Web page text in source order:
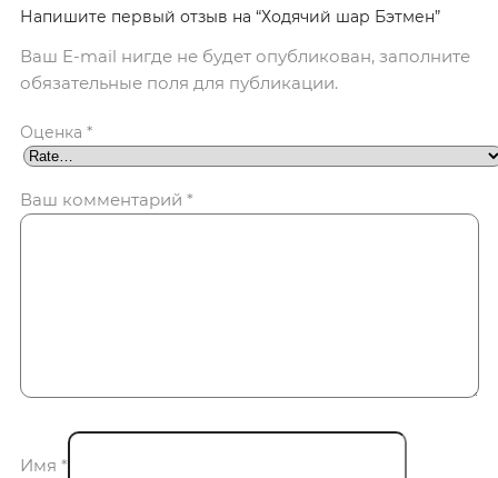
Напишите первый отзыв на “Ходячий шар Бэтмен”
Ваш E-mail нигде не будет опубликован, заполните
обязательные поля для публикации.
Оценка *
Ваш комментарий *
Имя *